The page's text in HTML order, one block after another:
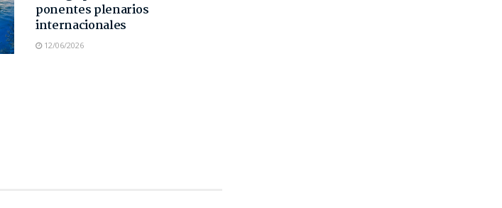
ponentes plenarios
internacionales
12/06/2026